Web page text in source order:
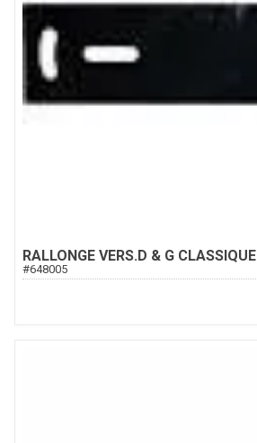
RALLONGE VERS.D & G CLASSIQUE
#648005